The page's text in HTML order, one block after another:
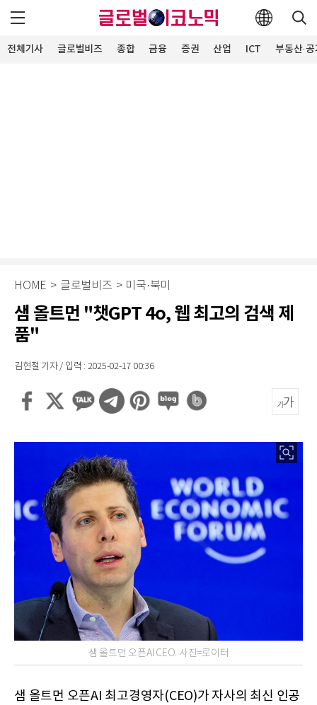
전체기사 글로벌비즈 종합 금융 증권 산업 ICT 부동산·
HOME > 글로벌비즈 > 미국·북미
샘 올트먼 "챗GPT 4o, 웹 최고의 검색 제
품"
김현철 기자 / 입력 : 2025-02-17 00:36
샘 올트먼 오픈AI CEO. 사진=로이터
샘 올트먼 오픈AI 최고경영자(CEO)가 자사의 최신 인공